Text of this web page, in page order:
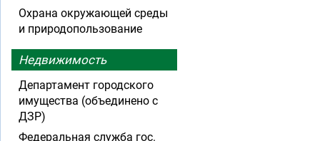
Охрана окружающей среды
и природопользование
Недвижимость
Департамент городского
имущества (объединено с
ДЗР)
Федеральная служба гос.